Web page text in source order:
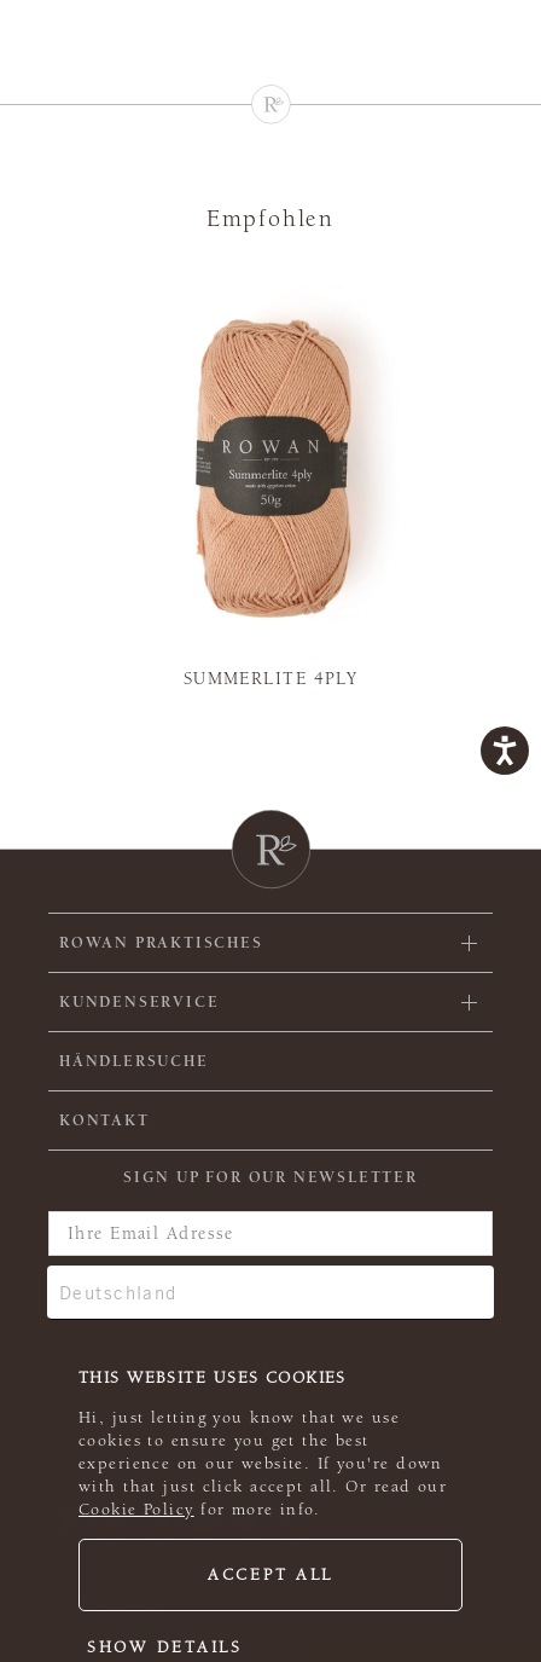
THIS WEBSITE USES COOKIES
Hi, just letting you know that we use
cookies to ensure you get the best
experience on our website. If you're down
with that just click accept all. Or read our
Cookie Policy for more info.
ACCEPT ALL
SHOW DETAILS
Empfohlen
SUMMERLITE 4PLY
ROWAN PRAKTISCHES
KUNDENSERVICE
HÄNDLERSUCHE
KONTAKT
SIGN UP FOR OUR NEWSLETTER
© 2026 Rowan